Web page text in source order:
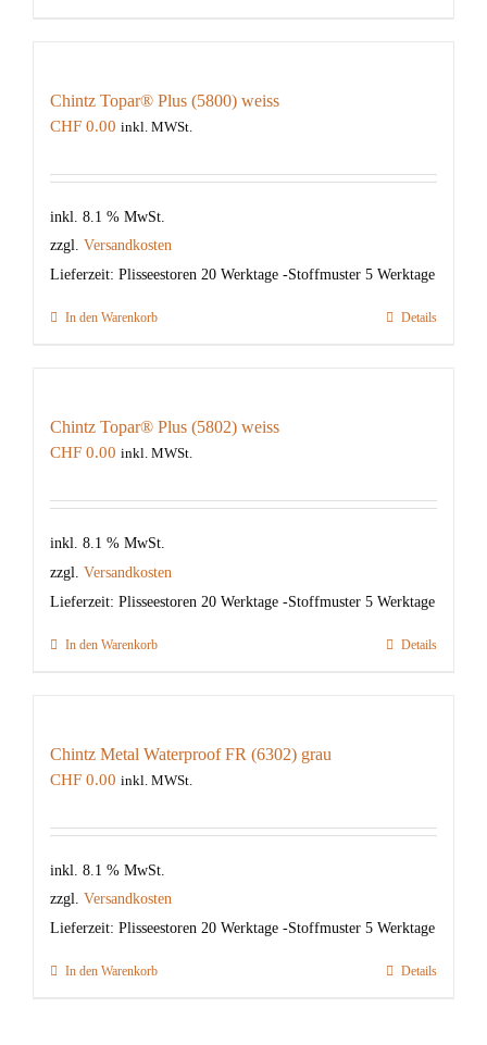
Chintz Topar® Plus (5800) weiss
CHF 0.00 inkl. MWSt.
inkl. 8.1 % MwSt.
zzgl. Versandkosten
Lieferzeit: Plisseestoren 20 Werktage -Stoffmuster 5 Werktage
In den Warenkorb Details
Chintz Topar® Plus (5802) weiss
CHF 0.00 inkl. MWSt.
inkl. 8.1 % MwSt.
zzgl. Versandkosten
Lieferzeit: Plisseestoren 20 Werktage -Stoffmuster 5 Werktage
In den Warenkorb Details
Chintz Metal Waterproof FR (6302) grau
CHF 0.00 inkl. MWSt.
inkl. 8.1 % MwSt.
zzgl. Versandkosten
Lieferzeit: Plisseestoren 20 Werktage -Stoffmuster 5 Werktage
In den Warenkorb Details